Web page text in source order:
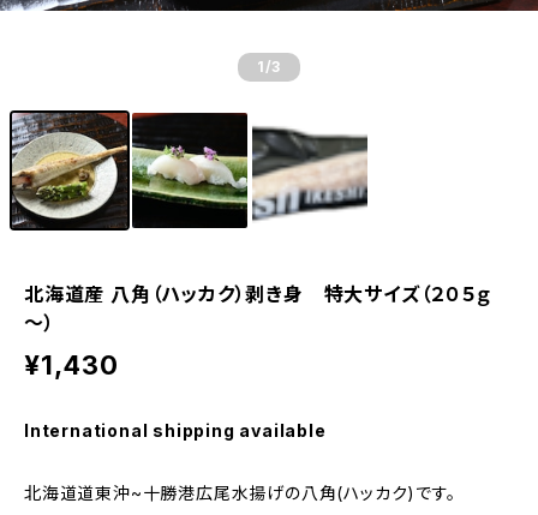
1 /3
北海道産 八角（ハッカク）剥き身 特大サイズ（２０５ｇ
～）
¥1,430
International shipping available
北海道道東沖~十勝港広尾水揚げの八角(ハッカク)です。